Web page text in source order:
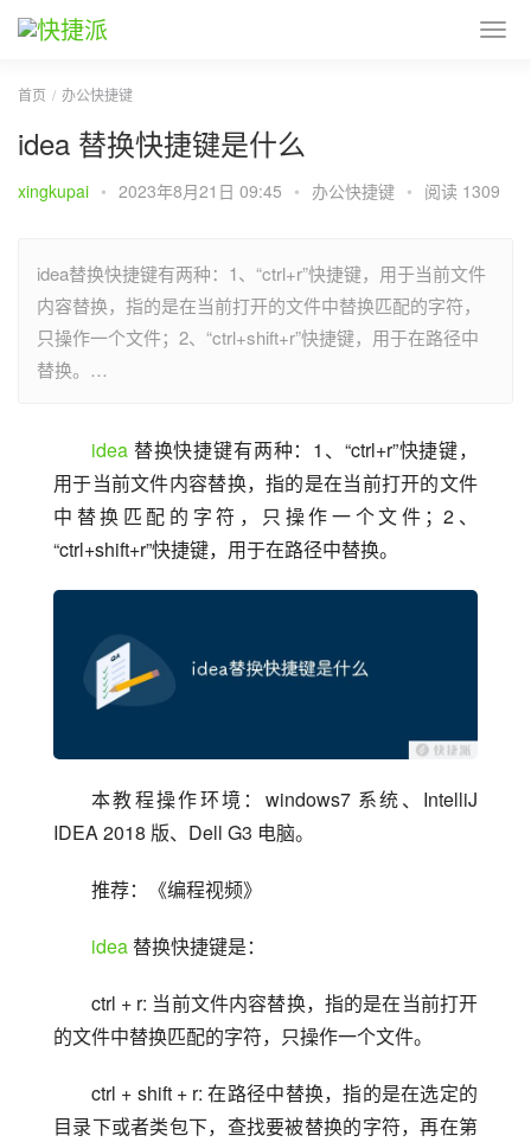
首页 办公快捷键
idea 替换快捷键是什么
xingkupai • 2023年8月21日 09:45 • 办公快捷键 • 阅读 1309
idea替换快捷键有两种：1、“ctrl+r”快捷键，用于当前文件
内容替换，指的是在当前打开的文件中替换匹配的字符，
只操作一个文件；2、“ctrl+shift+r”快捷键，用于在路径中
替换。…
idea 替换快捷键有两种：1、“ctrl+r”快捷键，
用于当前文件内容替换，指的是在当前打开的文件
中替换匹配的字符，只操作一个文件；2、
“ctrl+shift+r”快捷键，用于在路径中替换。
本教程操作环境：windows7 系统、IntelliJ
IDEA 2018 版、Dell G3 电脑。
推荐：《编程视频》
idea 替换快捷键是：
ctrl + r: 当前文件内容替换，指的是在当前打开
的文件中替换匹配的字符，只操作一个文件。
ctrl + shift + r: 在路径中替换，指的是在选定的
目录下或者类包下，查找要被替换的字符，再在第